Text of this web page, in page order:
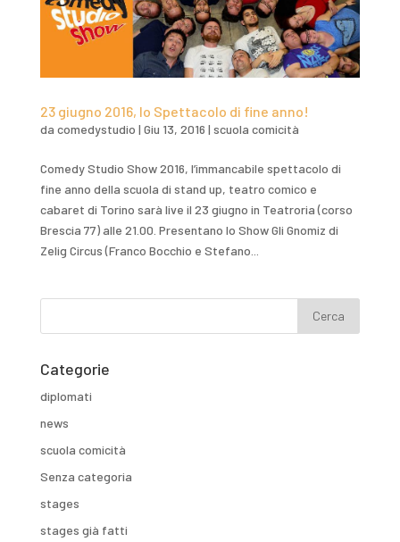
23 giugno 2016, lo Spettacolo di fine anno!
da comedystudio | Giu 13, 2016 | scuola comicità
Comedy Studio Show 2016, l’immancabile spettacolo di
fine anno della scuola di stand up, teatro comico e
cabaret di Torino sarà live il 23 giugno in Teatroria (corso
Brescia 77) alle 21.00. Presentano lo Show Gli Gnomiz di
Zelig Circus (Franco Bocchio e Stefano...
Categorie
diplomati
news
scuola comicità
Senza categoria
stages
stages già fatti